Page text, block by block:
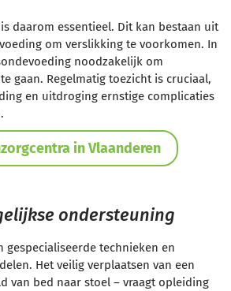
daarom essentieel. Dit kan bestaan uit
om verslikking te voorkomen. In
noodzakelijk om
gaan. Regelmatig toezicht is cruciaal,
en uitdroging ernstige complicaties
in Vlaanderen
ondersteuning
gespecialiseerde technieken en
Het veilig verplaatsen van een
van bed naar stoel – vraagt opleiding